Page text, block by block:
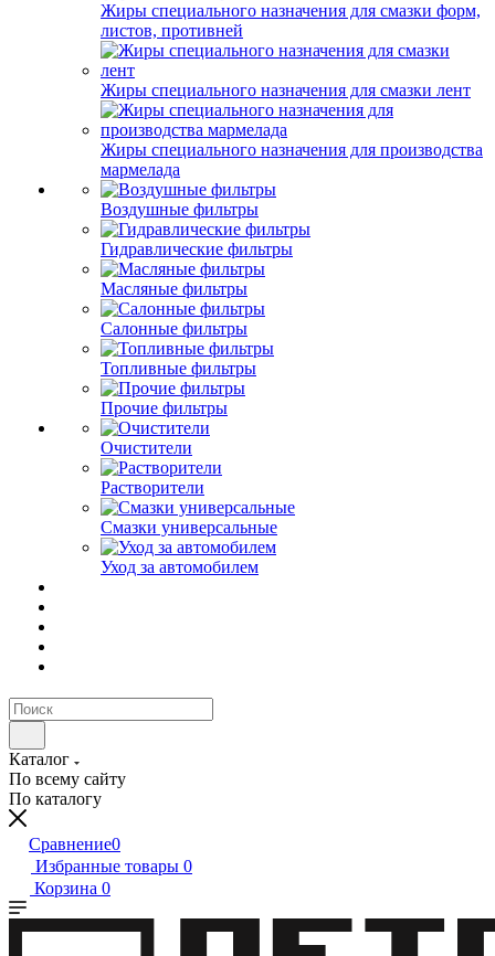
Жиры специального назначения для смазки форм,
листов, противней
Жиры специального назначения для смазки лент
Жиры специального назначения для производства
мармелада
Воздушные фильтры
Гидравлические фильтры
Масляные фильтры
Салонные фильтры
Топливные фильтры
Прочие фильтры
Очистители
Растворители
Смазки универсальные
Уход за автомобилем
Каталог
По всему сайту
По каталогу
Сравнение0
Избранные товары 0
Корзина 0